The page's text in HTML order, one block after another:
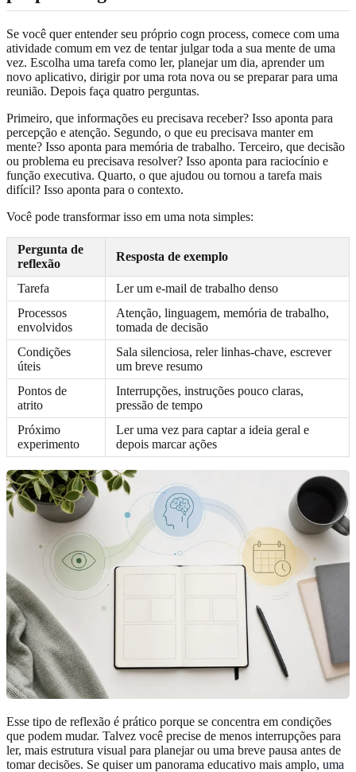
Se você quer entender seu próprio cogn process, comece com uma
atividade comum em vez de tentar julgar toda a sua mente de uma
vez. Escolha uma tarefa como ler, planejar um dia, aprender um
novo aplicativo, dirigir por uma rota nova ou se preparar para uma
reunião. Depois faça quatro perguntas.
Primeiro, que informações eu precisava receber? Isso aponta para
percepção e atenção. Segundo, o que eu precisava manter em
mente? Isso aponta para memória de trabalho. Terceiro, que decisão
ou problema eu precisava resolver? Isso aponta para raciocínio e
função executiva. Quarto, o que ajudou ou tornou a tarefa mais
difícil? Isso aponta para o contexto.
Você pode transformar isso em uma nota simples:
Pergunta de
reflexão
Resposta de exemplo
Tarefa
Ler um e-mail de trabalho denso
Processos
envolvidos
Atenção, linguagem, memória de trabalho,
tomada de decisão
Condições
úteis
Sala silenciosa, reler linhas-chave, escrever
um breve resumo
Pontos de
atrito
Interrupções, instruções pouco claras,
pressão de tempo
Próximo
experimento
Ler uma vez para captar a ideia geral e
depois marcar ações
Esse tipo de reflexão é prático porque se concentra em condições
que podem mudar. Talvez você precise de menos interrupções para
ler, mais estrutura visual para planejar ou uma breve pausa antes de
tomar decisões. Se quiser um panorama educativo mais amplo, uma